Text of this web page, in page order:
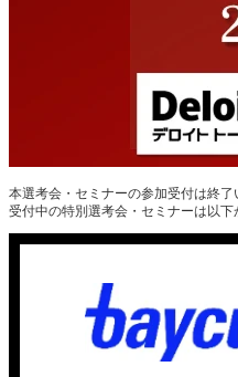
本選考会・セミナーの参加受付は終了
受付中の特別選考会・セミナーは以下